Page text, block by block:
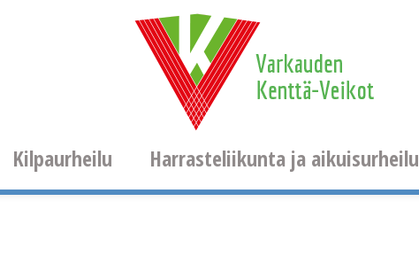
Kilpaurheilu Harrasteliikunta ja aikuisurheilu